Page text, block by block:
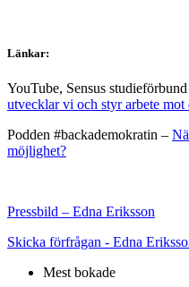
Länkar:
YouTube, Sensus
utvecklar vi och styr arbete
Podden #backademokratin –
möjlighet?
Pressbild – Edna Eriksson
Skicka förfrågan - Edna
Mest bokade